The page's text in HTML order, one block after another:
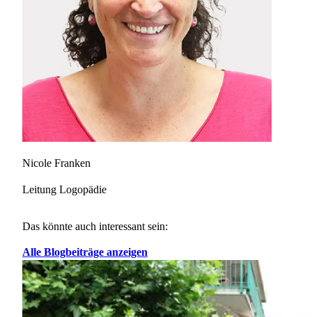
Nicole Franken
Leitung Logopädie
Das könnte auch interessant sein:
Alle Blogbeiträge anzeigen